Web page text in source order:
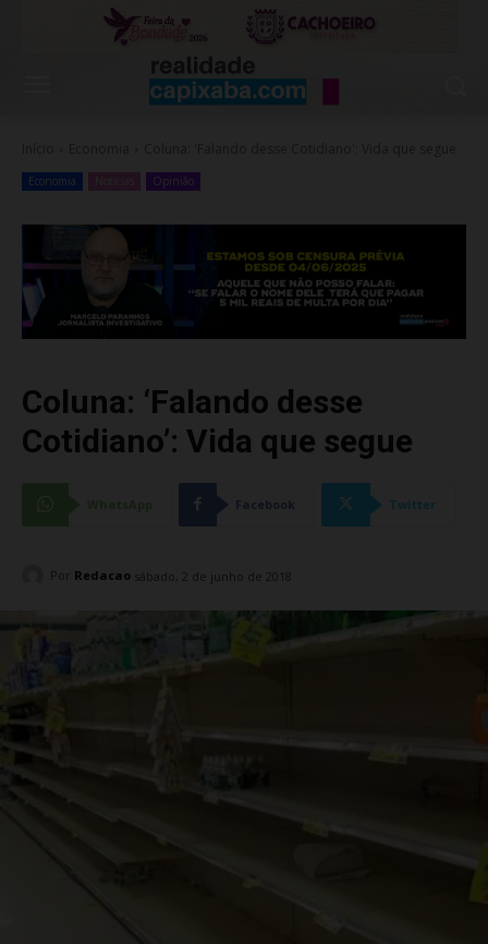
Economia Opinião
Coluna: ‘Falando desse
Cotidiano’: Vida que segue
Facebook Twitter
Por Redacao sábado, 2 de junho de 2018